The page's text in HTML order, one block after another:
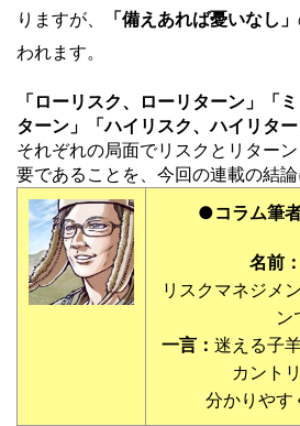
りますが、
「備えあれば憂いなし」
われます。
「ローリスク、ローリターン」「
ターン」「ハイリスク、ハイリター
それぞれの局面でリスクとリター
要であることを、今回の連載の結論
●コラム筆
名前
リスクマネジメ
ン
一言： 迷える子
カント
分かりやす